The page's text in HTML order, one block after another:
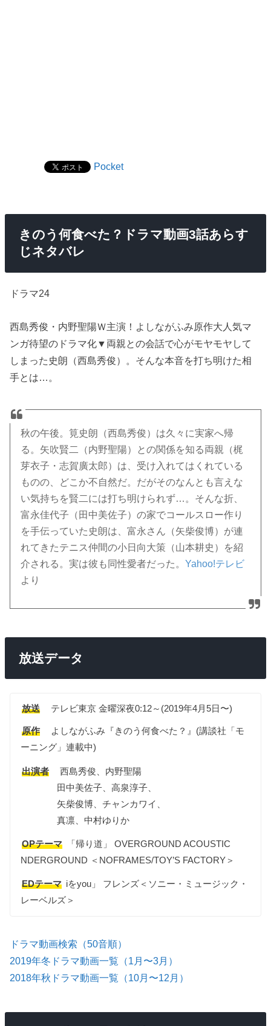
Pocket
きのう何食べた？ドラマ動画3話あらす
じネタバレ
ドラマ24
西島秀俊・内野聖陽Ｗ主演！よしながふみ原作大人気マ
ンガ待望のドラマ化▼両親との会話で心がモヤモヤして
しまった史朗（西島秀俊）。そんな本音を打ち明けた相
手とは…。
秋の午後。筧史朗（西島秀俊）は久々に実家へ帰
る。矢吹賢二（内野聖陽）との関係を知る両親（梶
芽衣子・志賀廣太郎）は、受け入れてはくれている
ものの、どこか不自然だ。だがそのなんとも言えな
い気持ちを賢二には打ち明けられず…。そんな折、
富永佳代子（田中美佐子）の家でコールスロー作り
を手伝っていた史朗は、富永さん（矢柴俊博）が連
れてきたテニス仲間の小日向大策（山本耕史）を紹
介される。実は彼も同性愛者だった。Yahoo!テレビ
より
放送データ
放送 テレビ東京 金曜深夜0:12～(2019年4月5日〜)
原作
よしながふみ『きのう何食べた？』(講談社「モ
ーニング」連載中)
出演者
西島秀俊、内野聖陽
田中美佐子、高泉淳子、
矢柴俊博、チャンカワイ、
真凛、中村ゆりか
OPテーマ
「帰り道」 OVERGROUND ACOUSTIC
NDERGROUND ＜NOFRAMES/TOY’S FACTORY＞
EDテーマ iをyou」 フレンズ＜ソニー・ミュージック・
レーベルズ＞
ドラマ動画検索（50音順）
2019年冬ドラマ動画一覧（1月〜3月）
2018年秋ドラマ動画一覧（10月〜12月）